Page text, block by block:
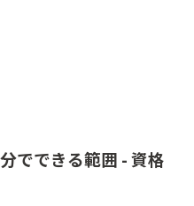
でできる範囲 - 資格